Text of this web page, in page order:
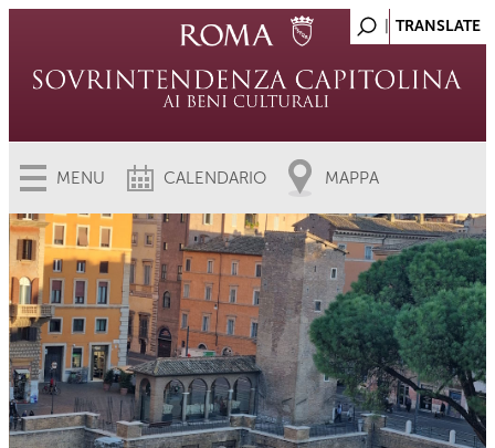
MENU CALENDARIO MAPPA